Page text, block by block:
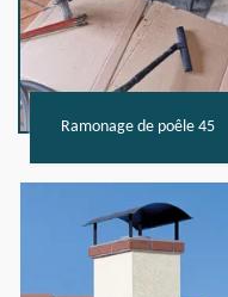
Ramonage de poêle 45